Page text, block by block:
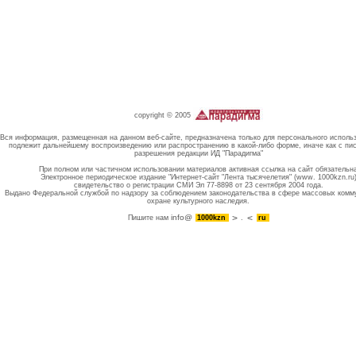
copyright © 2005
Вся информация, размещенная на данном веб-сайте, предназначена только для персонального
подлежит дальнейшему воспроизведению или распространению в какой-либо форме, иначе как с
разрешения редакции ИД "Парадигма"
При полном или частичном использовании материалов активная ссылка на сайт
Электронное периодическое издание "Интернет-сайт "Лента тысячелетия" (www. 1000kzn.ru)
свидетельство о регистрации СМИ Эл 77-8898 от 23 сентября 2004 года.
Выдано Федеральной службой по надзору за соблюдением законодательства в сфере массовых
охране культурного наследия.
Пишите намinfo@ 1000kzn . ru